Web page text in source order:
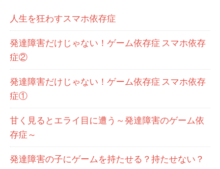
人生を狂わすスマホ依存症
発達障害だけじゃない！ゲーム依存症 スマホ依存
症②
発達障害だけじゃない！ゲーム依存症 スマホ依存
症①
甘く見るとエライ目に遭う～発達障害のゲーム依
存症～
発達障害の子にゲームを持たせる？持たせない？